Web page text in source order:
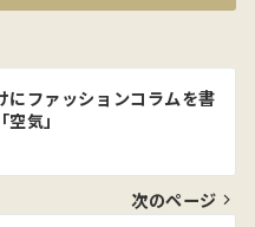
にファッションコラムを書
気」
次のページ